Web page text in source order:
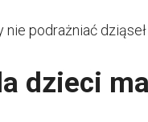
podrażniać dziąseł
dzieci